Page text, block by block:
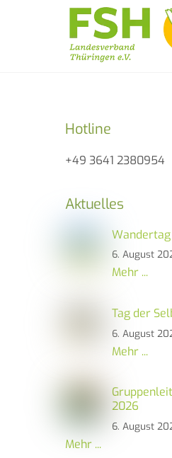
Hotline
+49 3641 2380954
Aktuelles
6. August
Mehr ...
Tag der
6. August
Mehr ...
2026
6. August
Mehr ...